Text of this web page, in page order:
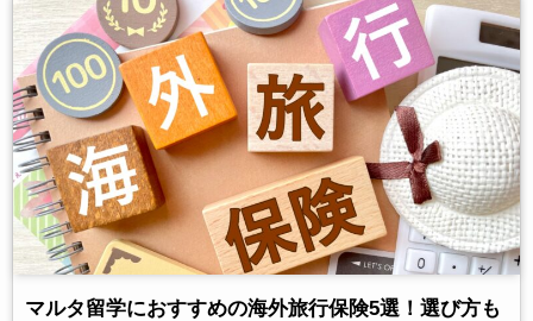
マルタ留学におすすめの海外旅行保険5選！選び方も